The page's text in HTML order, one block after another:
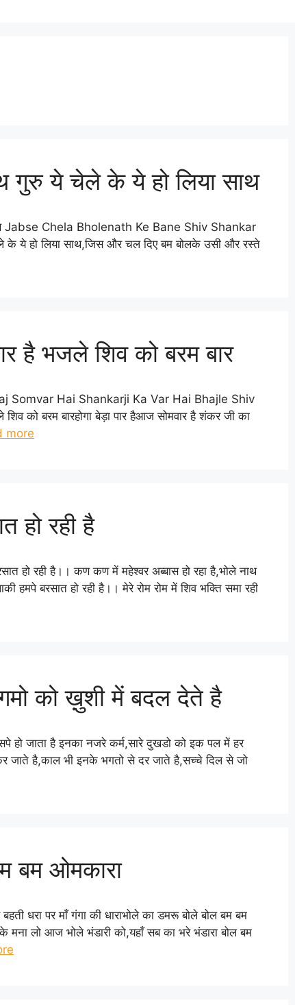
गुरु ये चेले के ये हो लिया साथ
Jabse Chela Bholenath Ke Bane Shiv Shankar
ये हो लिया साथ,जिस और चल दिए बम बोलके उसी और रस्ते
है भजले शिव को बरम बार
Somvar Hai Shankarji Ka Var Hai Bhajle Shiv
को बरम बारहोगा बेड़ा पार हैआज सोमवार है शंकर जी का
more
हो रही है
हो रही है।। कण कण में महेश्वर अब्बास हो रहा है,भोले नाथ
हमपे बरसात हो रही है।। मेरे रोम रोम में शिव भक्ति समा रही
को ख़ुशी में बदल देते है
हो जाता है इनका नजरे कर्म,सारे दुखडो को इक पल में हर
जाते है,काल भी इनके भगतो से दर जाते है,सच्चे दिल से जो
बम ओमकारा
धरा पर माँ गंगा की धाराभोले का डमरू बोले बोल बम बम
लो आज भोले भंडारी को,यहाँ सब का भरे भंडारा बोल बम